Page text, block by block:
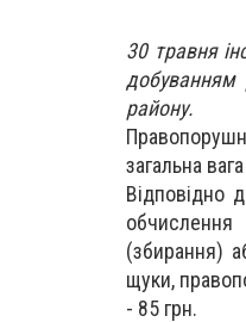
30 травня
добуванням
району.
загальна
Відповідно
(збирання)
щуки,
- 85 грн.